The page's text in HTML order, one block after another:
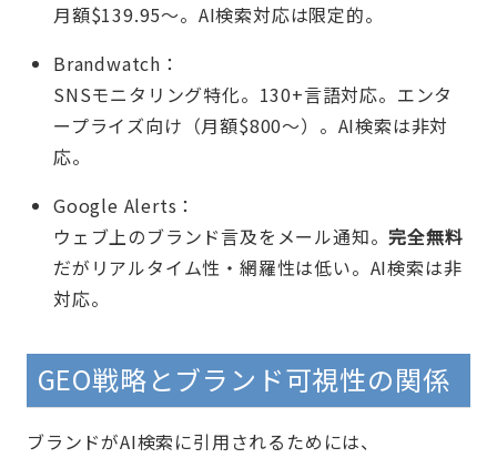
月額$139.95〜。AI検索対応は限定的。
Brandwatch：
SNSモニタリング特化。130+言語対応。エンタ
ープライズ向け（月額$800〜）。AI検索は非対
応。
Google Alerts：
ウェブ上のブランド言及をメール通知。完全無料
だがリアルタイム性・網羅性は低い。AI検索は非
対応。
GEO戦略とブランド可視性の関係
ブランドがAI検索に引用されるためには、